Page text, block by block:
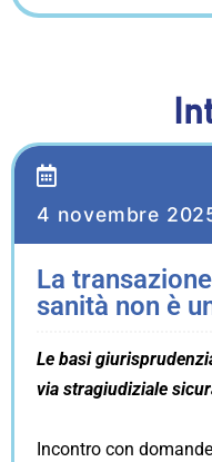
4 novembre
La
sanità non è
Le basi
via stragiudiziale
Incontro con